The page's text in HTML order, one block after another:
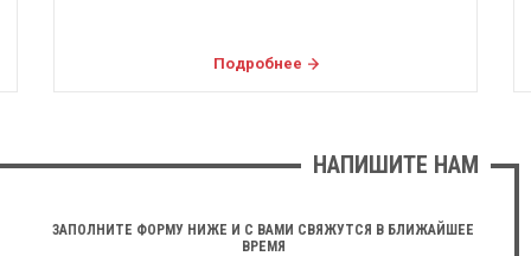
Подробнее
НАПИШИТЕ НАМ
ЗАПОЛНИТЕ ФОРМУ НИЖЕ И С ВАМИ СВЯЖУТСЯ В БЛИЖАЙШЕЕ
ВРЕМЯ